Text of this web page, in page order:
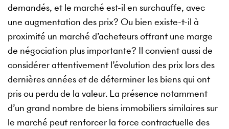
demandés, et le marché est-il en surchauffe, avec
une augmentation des prix? Ou bien existe-t-il à
proximité un marché d’acheteurs offrant une marge
de négociation plus importante? Il convient aussi de
considérer attentivement l’évolution des prix lors des
dernières années et de déterminer les biens qui ont
pris ou perdu de la valeur. La présence notamment
d’un grand nombre de biens immobiliers similaires sur
le marché peut renforcer la force contractuelle des